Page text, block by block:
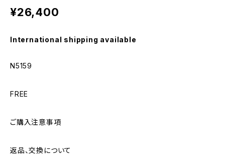
¥26,400
International shipping available
N5159
FREE
ご購入注意事項
返品、交換について